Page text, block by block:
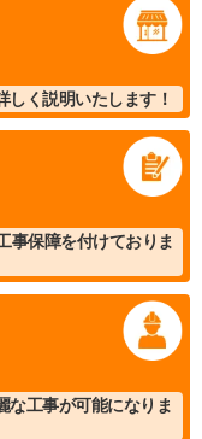
く説明いたします！
事保障を付けておりま
な工事が可能になりま